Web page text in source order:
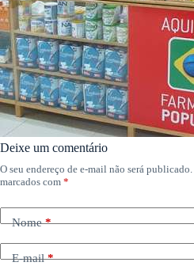
Deixe um comentário
O seu endereço de e-mail não será publicado.
marcados com *
Nome*
E-mail*